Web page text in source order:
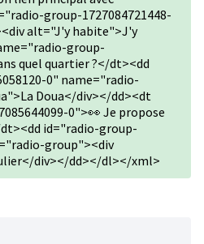
group-1727084721448-
alt="J'y habite">J'y
group-
quel quartier ?</dt><dd
0" name="radio-
Doua</div></dd><dt
0">👀 Je propose
id="radio-group-
group"><div
div></dd></dl></xml>